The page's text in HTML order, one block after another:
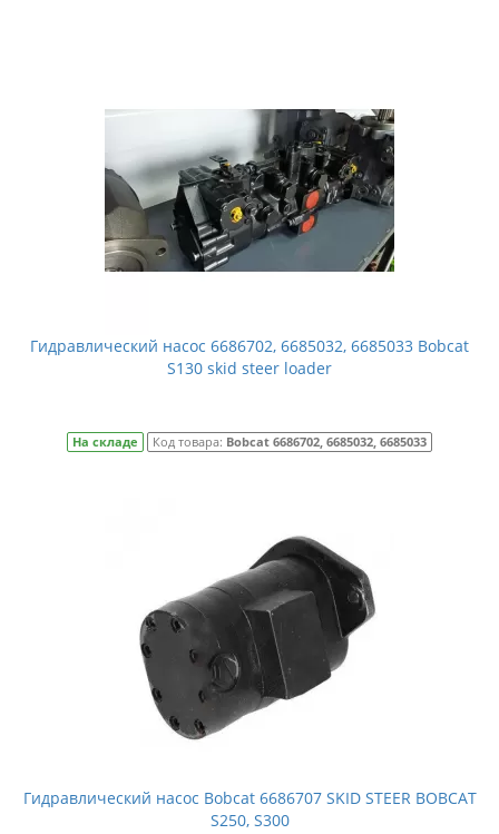
Гидравлический насос 6686702, 6685032, 6685033 Bobcat
S130 skid steer loader
На складе Код товара: Bobcat 6686702, 6685032, 6685033
Гидравлический насос Bobcat 6686707 SKID STEER BOBCAT
S250, S300